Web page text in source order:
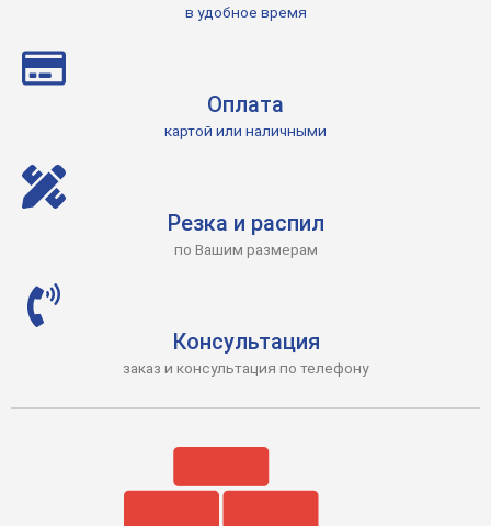
в удобное время
Оплата
картой или наличными
Резка и распил
по Вашим размерам
Консультация
заказ и консультация по телефону